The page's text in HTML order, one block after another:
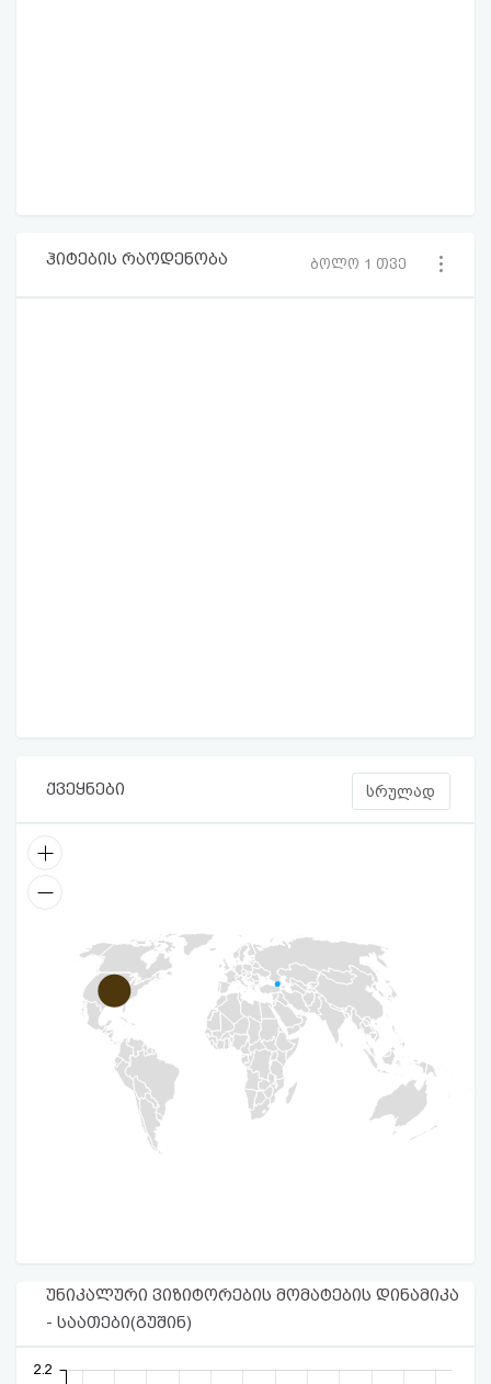
ჰიტების რაოდენობა ბოლო 1 თვე
ქვეყნები სრულად
უნიკალური ვიზიტორების მომატების დინამიკა
- საათები(გუშინ)
2.2